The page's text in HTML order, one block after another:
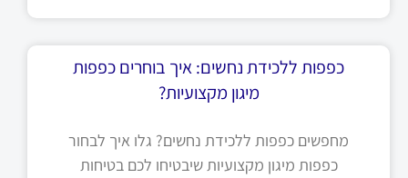
כפפות ללכידת נחשים: איך בוחרים כפפות
מיגון מקצועיות?
מחפשים כפפות ללכידת נחשים? גלו איך לבחור
כפפות מיגון מקצועיות שיבטיחו לכם בטיחות